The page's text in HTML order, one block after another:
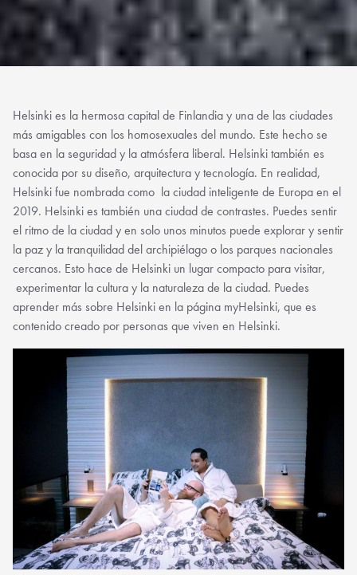
Helsinki es la hermosa capital de Finlandia y una de las ciudades
más amigables con los homosexuales del mundo. Este hecho se
basa en la seguridad y la atmósfera liberal. Helsinki también es
conocida por su diseño, arquitectura y tecnología. En realidad,
Helsinki fue nombrada como la ciudad inteligente de Europa en el
2019. Helsinki es también una ciudad de contrastes. Puedes sentir
el ritmo de la ciudad y en solo unos minutos puede explorar y sentir
la paz y la tranquilidad del archipiélago o los parques nacionales
cercanos. Esto hace de Helsinki un lugar compacto para visitar,
experimentar la cultura y la naturaleza de la ciudad. Puedes
aprender más sobre Helsinki en la página myHelsinki, que es
contenido creado por personas que viven en Helsinki.